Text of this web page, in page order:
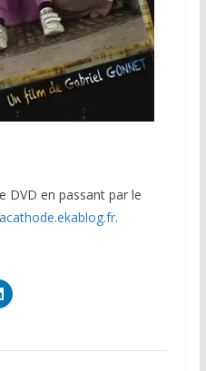
DVD en passant par le
.